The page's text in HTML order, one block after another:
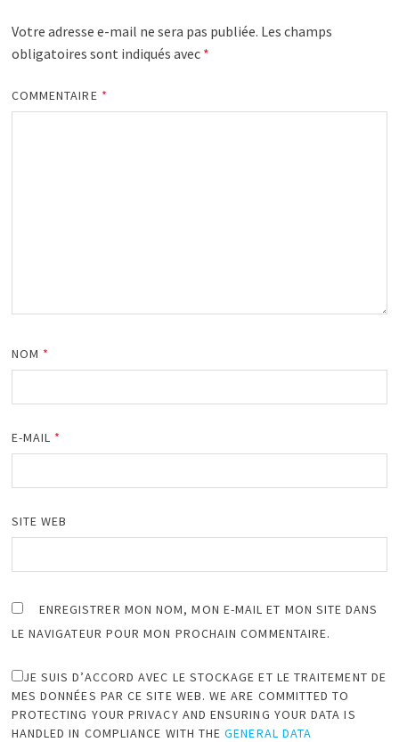
Votre adresse e-mail ne sera pas publiée. Les champs
obligatoires sont indiqués avec *
COMMENTAIRE *
NOM *
E-MAIL *
SITE WEB
ENREGISTRER MON NOM, MON E-MAIL ET MON SITE DANS
LE NAVIGATEUR POUR MON PROCHAIN COMMENTAIRE.
JE SUIS D’ACCORD AVEC LE STOCKAGE ET LE TRAITEMENT DE
MES DONNÉES PAR CE SITE WEB. WE ARE COMMITTED TO
PROTECTING YOUR PRIVACY AND ENSURING YOUR DATA IS
HANDLED IN COMPLIANCE WITH THEGENERAL DATA